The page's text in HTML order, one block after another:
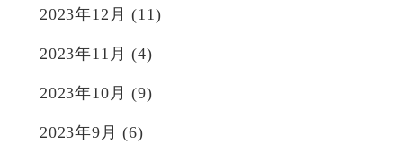
2023年12月 (11)
2023年11月 (4)
2023年10月 (9)
2023年9月 (6)